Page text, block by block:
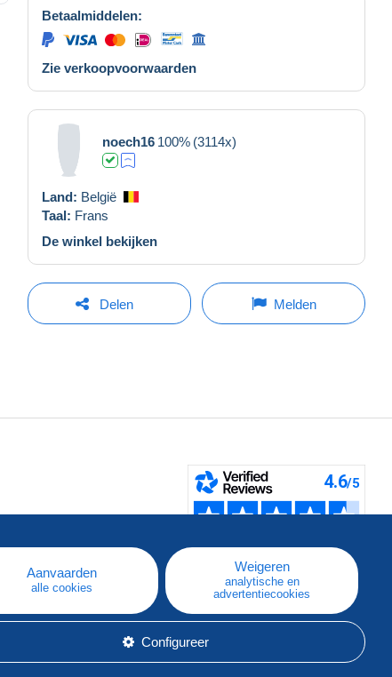
Betaalmiddelen:
Zie verkoopvoorwaarden
noech16 100% (3114x)
Land: België
Taal: Frans
De winkel bekijken
Delen Melden
Aanvaarden
alle cookies
Weigeren
analytische en
advertentiecookies
Configureer